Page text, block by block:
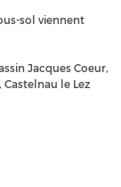
sol viennent
Jacques Coeur,
Castelnau le Lez